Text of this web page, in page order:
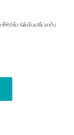
ทำให้เราได้กลับมาใช้เวลากับ